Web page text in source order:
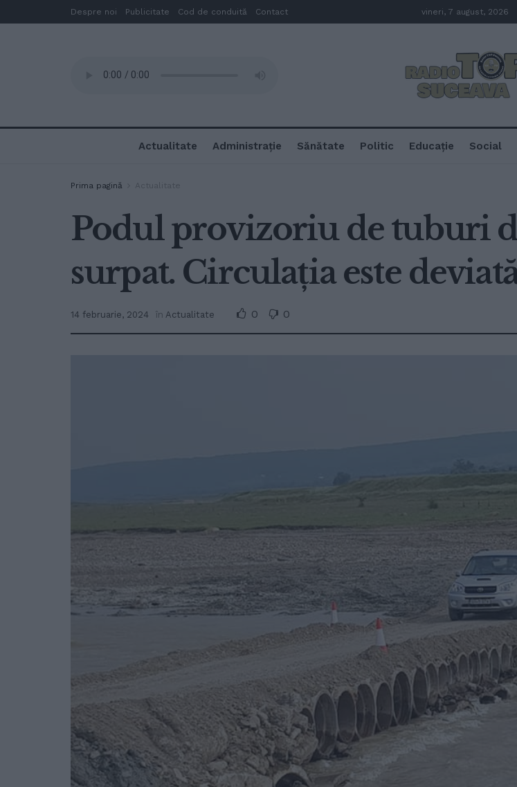
Despre noi Publicitate Cod de conduită Contact vineri, 7 august, 2026
Actualitate Administrație Sănătate Politic Educație Social
Prima pagină Actualitate
Podul provizoriu de tuburi
surpat. Circulația este
14 februarie, 2024 în Actualitate 0 0